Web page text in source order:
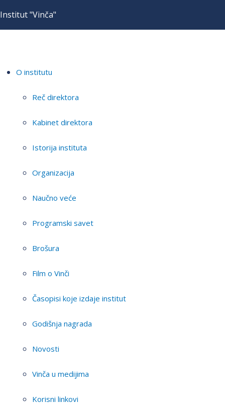
Institut "Vinča"
O institutu
Reč direktora
Kabinet direktora
Istorija instituta
Organizacija
Naučno veće
Programski savet
Brošura
Film o Vinči
Časopisi koje izdaje institut
Godišnja nagrada
Novosti
Vinča u medijima
Korisni linkovi